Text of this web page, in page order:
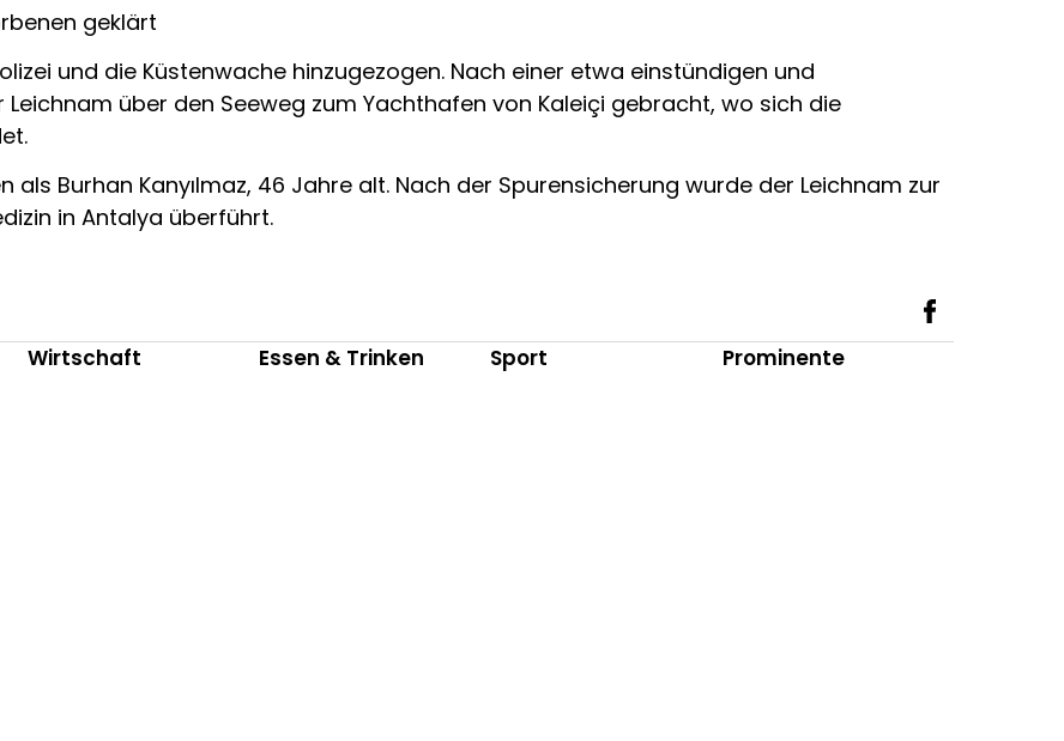
geklärt
und die Küstenwache hinzugezogen. Nach einer etwa einstündigen und
über den Seeweg zum Yachthafen von Kaleiçi gebracht, wo sich die
als Burhan Kanyılmaz, 46 Jahre alt. Nach der Spurensicherung wurde der Leichnam zur
in Antalya überführt.
Wirtschaft Essen & Trinken Sport Prominente